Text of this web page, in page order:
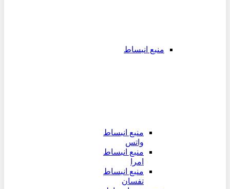
منبع انبساط
منبع انبساط
واتس
منبع انبساط
امرا
منبع انبساط
تفسان